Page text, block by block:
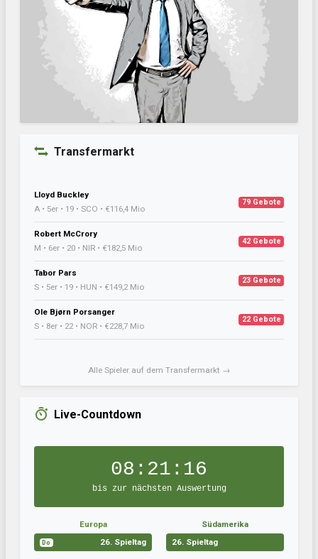
Transfermarkt
Lloyd Buckley
A • 5er • 19 • SCO • €116,4 Mio
79 Gebote
Robert McCrory
M • 6er • 20 • NIR • €182,5 Mio
42 Gebote
Tabor Pars
S • 5er • 19 • HUN • €149,2 Mio
23 Gebote
Ole Bjørn Porsanger
S • 8er • 22 • NOR • €228,7 Mio
22 Gebote
Alle Spieler auf dem Transfermarkt →
Live-Countdown
08:21:15
bis zur nächsten Auswertung
Europa
Do 26. Spieltag
Südamerika
26. Spieltag